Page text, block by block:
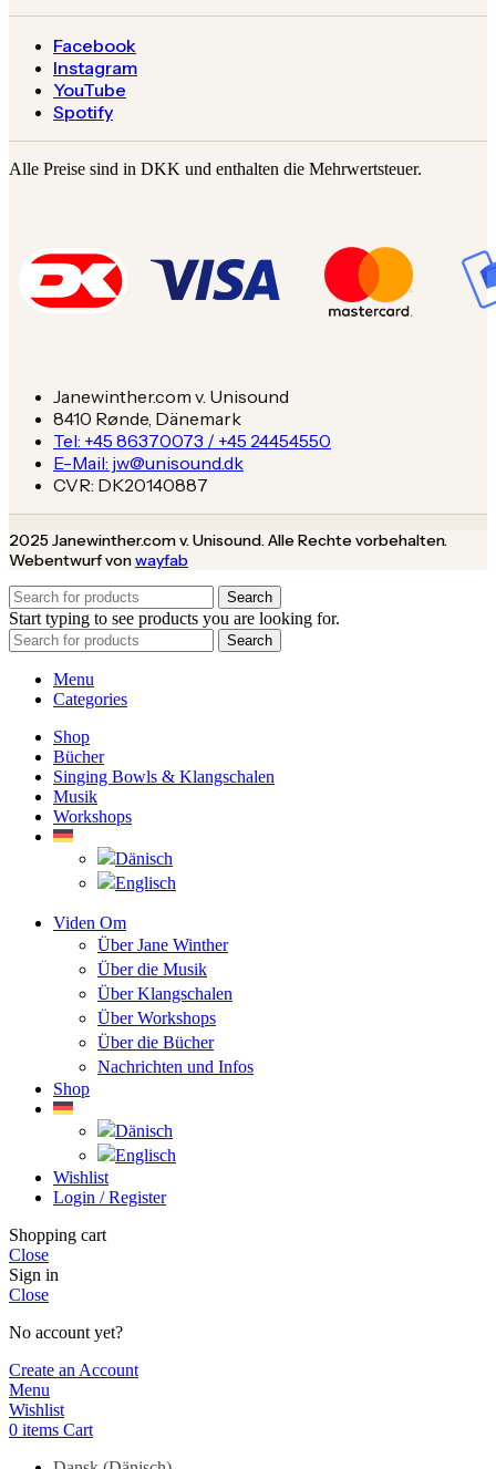
Facebook
Instagram
YouTube
Spotify
Alle Preise sind in DKK und enthalten die Mehrwertsteuer.
Janewinther.com v. Unisound
8410 Rønde, Dänemark
Tel: +45 86370073 / +45 24454550
E-Mail: jw@unisound.dk
CVR: DK20140887
2025 Janewinther.com v. Unisound. Alle Rechte vorbehalten.
Webentwurf vonwayfab
Search
Start typing to see products you are looking for.
Search
Menu
Categories
Shop
Bücher
Singing Bowls & Klangschalen
Musik
Workshops
Viden Om
Über Jane Winther
Über die Musik
Über Klangschalen
Über Workshops
Über die Bücher
Nachrichten und Infos
Shop
Wishlist
Login / Register
Shopping cart
Close
Sign in
Close
No account yet?
Create an Account
Menu
Wishlist
0 items Cart